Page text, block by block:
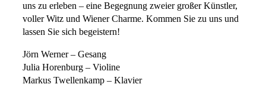
uns zu erleben – eine Begegnung zweier großer Künstler,
voller Witz und Wiener Charme. Kommen Sie zu uns und
lassen Sie sich begeistern!
Jörn Werner – Gesang
Julia Horenburg – Violine
Markus Twellenkamp – Klavier